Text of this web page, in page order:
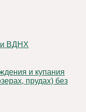
ВДНХ
прудах) без